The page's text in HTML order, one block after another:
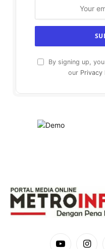
By signing up,
our Privacy